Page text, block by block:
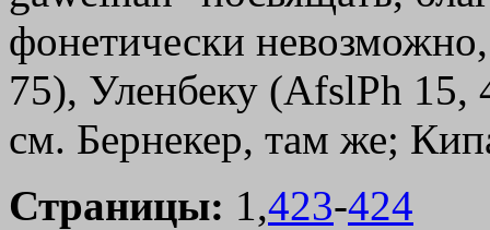
фонетически
75), Уленбеку (AfslPh
см. Бернекер, там же;
Страницы: 1,423-424